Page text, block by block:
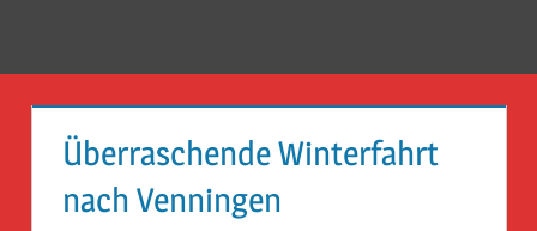
Guckloch
Herr
Überraschende Winterfahrt
nach Venningen